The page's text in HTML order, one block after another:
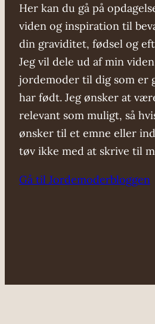
Her kan du gå på
viden og inspiration til
din graviditet, fødsel og
Jeg vil dele ud af min
jordemoder til dig som er
har født. Jeg ønsker at
relevant som muligt, så
ønsker til et emne eller
tøv ikke med at skrive til
Gå til Jordemoderbloggen